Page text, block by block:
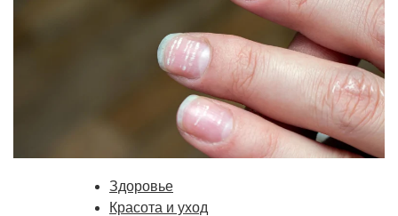
Здоровье
Красота и уход